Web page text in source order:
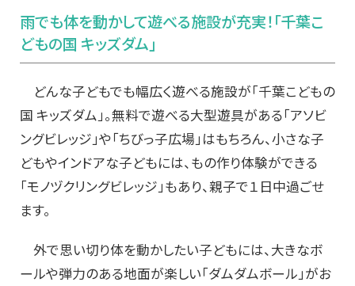
雨でも体を動かして遊べる施設が充実！「千葉こ
どもの国 キッズダム」
どんな子どもでも幅広く遊べる施設が「千葉こどもの
国 キッズダム」。無料で遊べる大型遊具がある「アソビ
ングビレッジ」や「ちびっ子広場」はもちろん、小さな子
どもやインドアな子どもには、もの作り体験ができる
「モノヅクリングビレッジ」もあり、親子で１日中過ごせ
ます。
外で思い切り体を動かしたい子どもには、大きなボ
ールや弾力のある地面が楽しい「ダムダムボール」がお